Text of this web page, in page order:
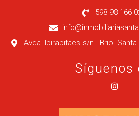
598 98 166
Avda. Ibirapitaes s/n - Brio. Santa
Síguenos